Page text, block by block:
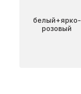
Цветбелый+ярко-
розовый